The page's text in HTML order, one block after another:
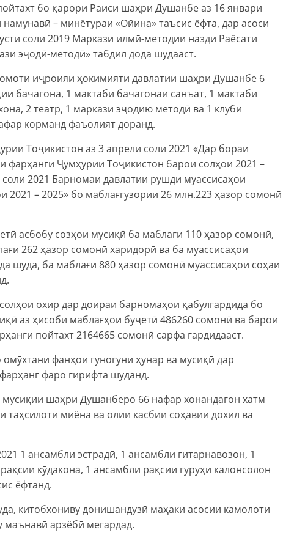
бо қарори Раиси шаҳри Душанбе аз 16 январи
– минётураи «Ойина» таъсис ёфта, дар асоси
соли 2019 Маркази илмӣ-методии назди Раёсати
эҷодӣ-методӣ» табдил дода шудааст.
иҷроияи ҳокимияти давлатии шаҳри Душанбе 6
бачагона, 1 мактаби бачагонаи санъат, 1 мактаби
2 театр, 1 маркази эҷодию методӣ ва 1 клуби
корманд фаъолият доранд.
Тоҷикистон аз 3 апрели соли 2021 «Дар бораи
фарҳанги Ҷумҳурии Тоҷикистон барои солҳои 2021 –
2021 Барномаи давлатии рушди муассисаҳои
– 2025» бо маблағгузории 26 млн.223 ҳазор сомонӣ
асбобу созҳои мусиқӣ ба маблағи 110 ҳазор сомонӣ,
262 ҳазор сомонӣ харидорӣ ва ба муассисаҳои
шуда, ба маблағи 880 ҳазор сомонӣ муассисаҳои соҳаи
охир дар доираи барномаҳои қабулгардида бо
аз ҳисоби маблағҳои буҷетӣ 486260 сомонӣ ва барои
пойтахт 2164665 сомонӣ сарфа гардидааст.
фанҳои гуногуни ҳунар ва мусиқӣ дар
фаро гирифта шуданд.
шаҳри Душанберо 66 нафар хонандагон хатм
таҳсилоти миёна ва олии касбии соҳавии дохил ва
1 ансамбли эстрадӣ, 1 ансамбли гитарнавозон, 1
кӯдакона, 1 ансамбли рақсии гуруҳи калонсолон
ёфтанд.
китобхониву донишандузӣ маҳаки асосии камолоти
арзёбӣ мегардад.